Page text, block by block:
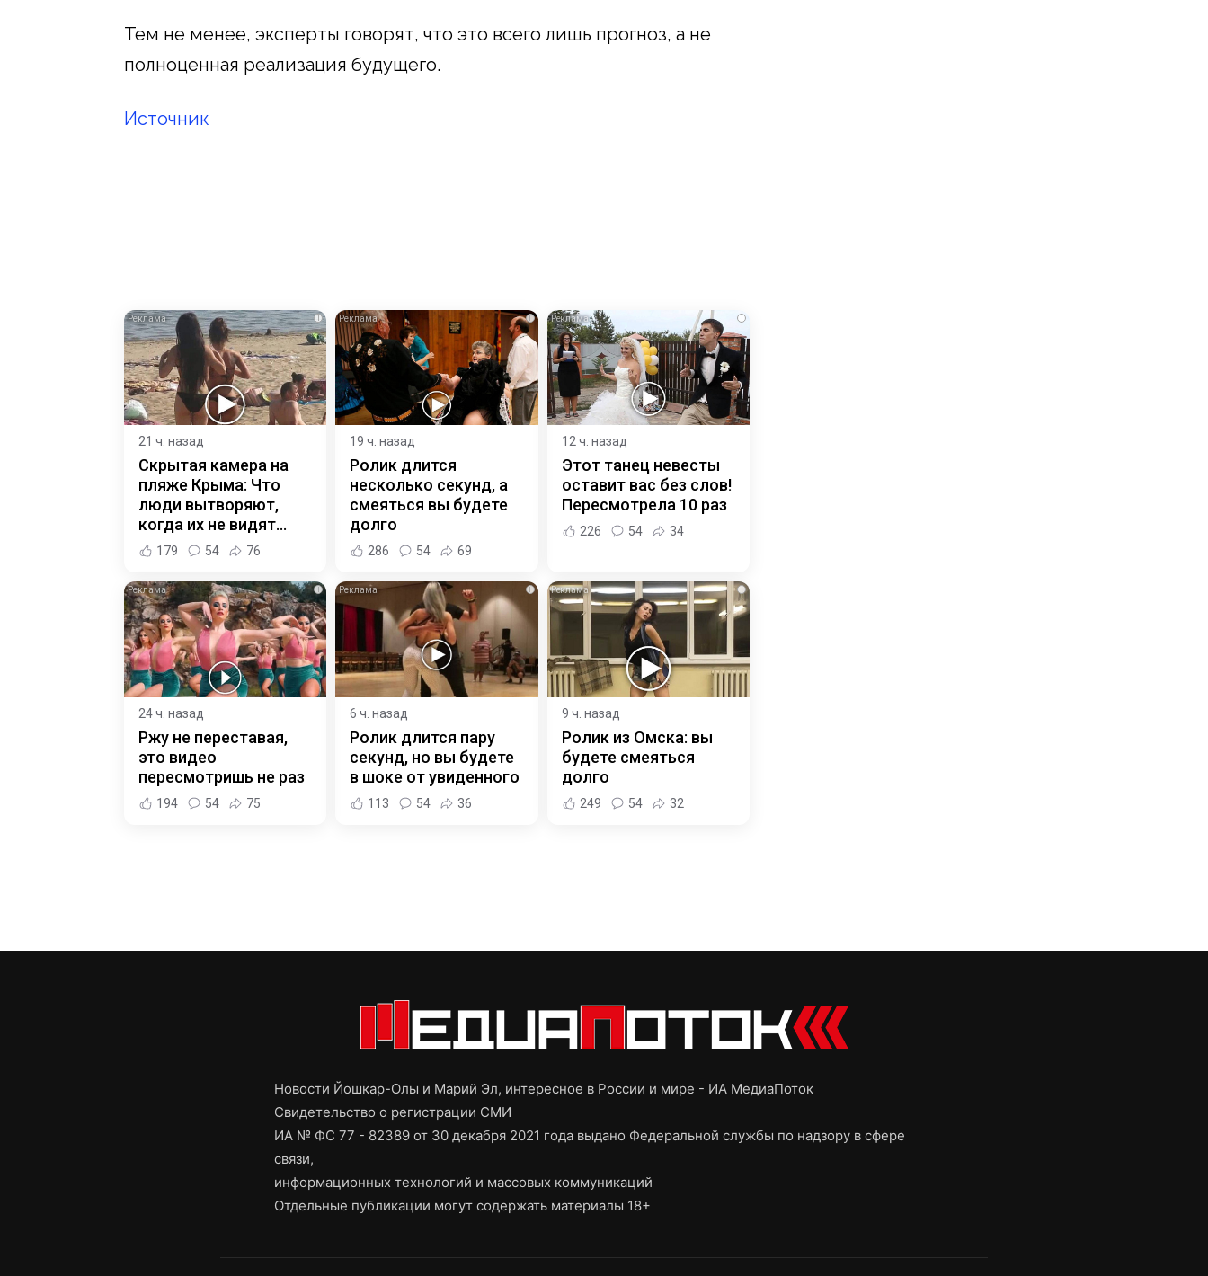
Тем не менее, эксперты говорят, что это всего лишь прогноз, а не
полноценная реализация будущего.
Источник
i
21 ч. назад
Скрытая камера на
пляже Крыма: Что
люди вытворяют,
когда их не видят...
179 54 76
i
19 ч. назад
Ролик длится
несколько секунд, а
смеяться вы будете
долго
286 54 69
i
12 ч. назад
Этот танец невесты
оставит вас без слов!
Пересмотрела 10 раз
226 54 34
i
24 ч. назад
Ржу не переставая,
это видео
пересмотришь не раз
194 54 75
i
6 ч. назад
Ролик длится пару
секунд, но вы будете
в шоке от увиденного
113 54 36
i
9 ч. назад
Ролик из Омска: вы
будете смеяться
долго
249 54 32
Новости Йошкар-Олы и Марий Эл, интересное в России и мире - ИА МедиаПоток
Свидетельство о регистрации СМИ
ИА № ФС 77 - 82389 от 30 декабря 2021 года выдано Федеральной службы по надзору в сфере
связи,
информационных технологий и массовых коммуникаций
Отдельные публикации могут содержать материалы 18+